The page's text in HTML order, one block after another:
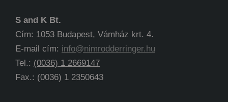
S and K Bt.
Cím: 1053 Budapest, Vámház krt. 4.
E-mail cím: info@nimrodderringer.hu
Tel.: (0036) 1 2669147
Fax.: (0036) 1 2350643